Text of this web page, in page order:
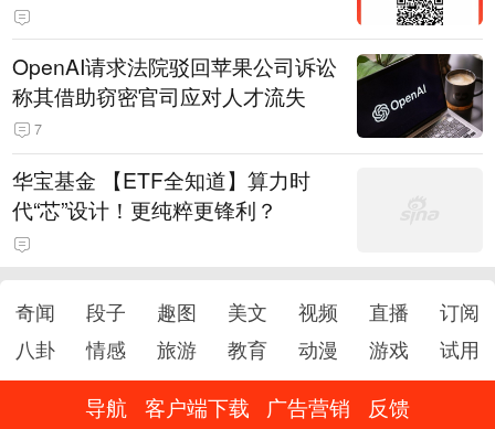
OpenAI请求法院驳回苹果公司诉讼
称其借助窃密官司应对人才流失
7
华宝基金 【ETF全知道】算力时
代“芯”设计！更纯粹更锋利？
奇闻 段子 趣图 美文 视频 直播
订阅
八卦
情感 旅游 教育 动漫 游戏 试用
导航 客户端下载 广告营销 反馈